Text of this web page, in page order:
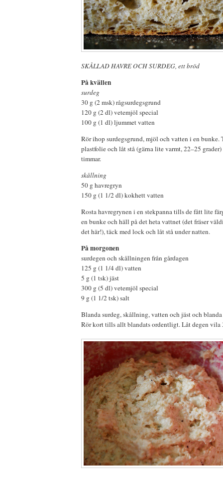
SKÅLLAD HAVRE OCH SURDEG, ett bröd
På kvällen
surdeg
30 g (2 msk) rågsurdegsgrund
120 g (2 dl) vetemjöl special
100 g (1 dl) ljummet vatten
Rör ihop surdegsgrund, mjöl och vatten i en bunke.
plastfolie och låt stå (gärna lite varmt, 22–25
timmar.
skållning
50 g havregryn
150 g (1 1/2 dl) kokhett vatten
Rosta havregrynen i en stekpanna tills de fått lite
en bunke och häll på det heta vattnet (det fräser
det här!), täck med lock och låt stå under natten.
På morgonen
surdegen och skållningen från gårdagen
125 g (1 1/4 dl) vatten
5 g (1 tsk) jäst
300 g (5 dl) vetemjöl special
9 g (1 1/2 tsk) salt
Blanda surdeg, skållning, vatten och jäst och
Rör kort tills allt blandats ordentligt. Låt degen vila